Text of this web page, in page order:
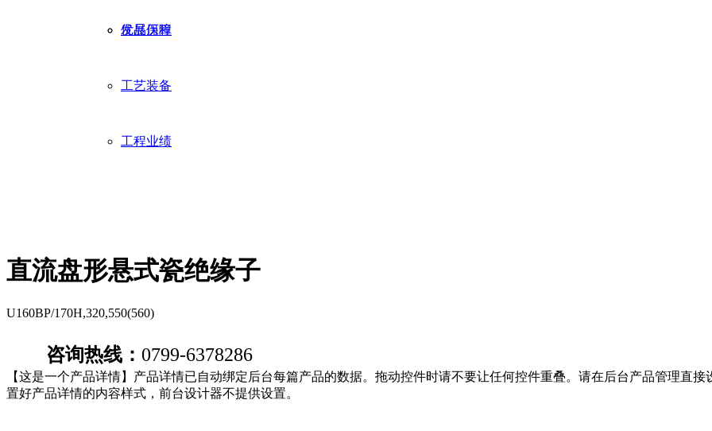
发展历程
优品保障
工艺装备
工程业绩
直流盘形悬式瓷绝缘子
U160BP/170H,320,550(560)
咨询热线： 0799-6378286
【这是一个产品详情】产品详情已自动绑定后台每篇产品的数据。拖动控件时请不要让任何控件重叠。请在后台产品管理直接
置好产品详情的内容样式，前台设计器不提供设置。